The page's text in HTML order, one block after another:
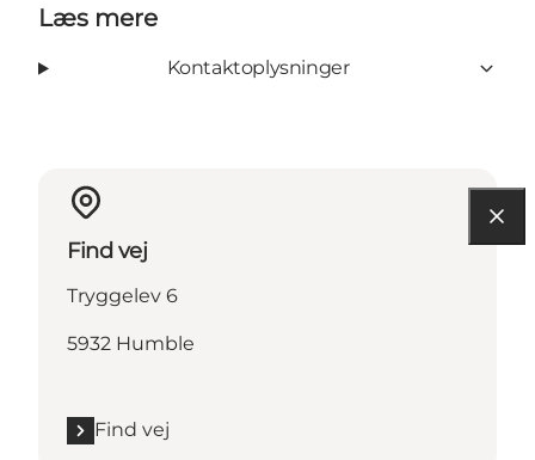
Læs mere
Kontaktoplysninger
Find vej
Tryggelev 6
5932 Humble
Find vej